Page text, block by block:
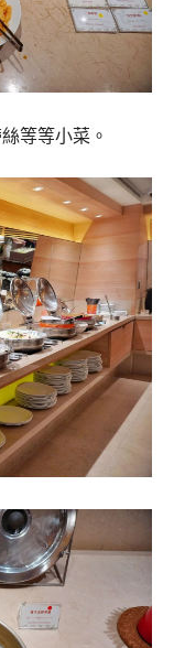
等等小菜。